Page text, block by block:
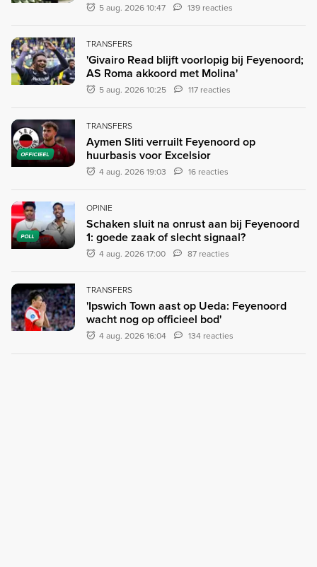
5 aug. 2026 10:47 139 reacties
TRANSFERS
'Givairo Read blijft voorlopig bij Feyenoord;
AS Roma akkoord met Molina'
5 aug. 2026 10:25 117 reacties
OFFICIEEL
TRANSFERS
Aymen Sliti verruilt Feyenoord op
huurbasis voor Excelsior
4 aug. 2026 19:03 16 reacties
POLL
OPINIE
Schaken sluit na onrust aan bij Feyenoord
1: goede zaak of slecht signaal?
4 aug. 2026 17:00 87 reacties
TRANSFERS
'Ipswich Town aast op Ueda: Feyenoord
wacht nog op officieel bod'
4 aug. 2026 16:04 134 reacties